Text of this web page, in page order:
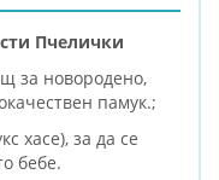
Пчелички
за новородено,
памук.;
хасе), за да се
бебе.